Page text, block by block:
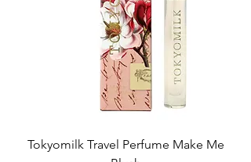
Tokyomilk Travel Perfume Make Me